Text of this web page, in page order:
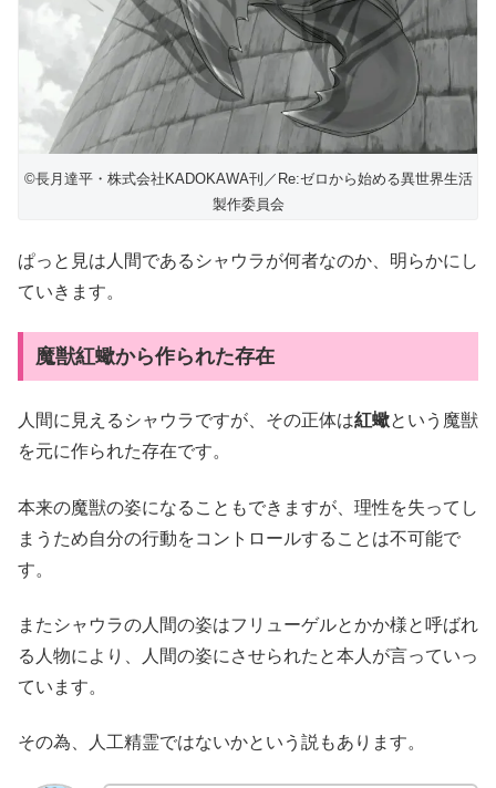
©長月達平・株式会社KADOKAWA刊／Re:ゼロから始める異世界生活
製作委員会
ぱっと見は人間であるシャウラが何者なのか、明らかにし
ていきます。
魔獣紅蠍から作られた存在
人間に見えるシャウラですが、その正体は紅蠍という魔獣
を元に作られた存在です。
本来の魔獣の姿になることもできますが、理性を失ってし
まうため自分の行動をコントロールすることは不可能で
す。
またシャウラの人間の姿はフリューゲルとかか様と呼ばれ
る人物により、人間の姿にさせられたと本人が言っていっ
ています。
その為、人工精霊ではないかという説もあります。